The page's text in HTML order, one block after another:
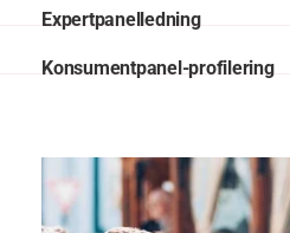
Expertpanelledning
Konsumentpanel-profilering